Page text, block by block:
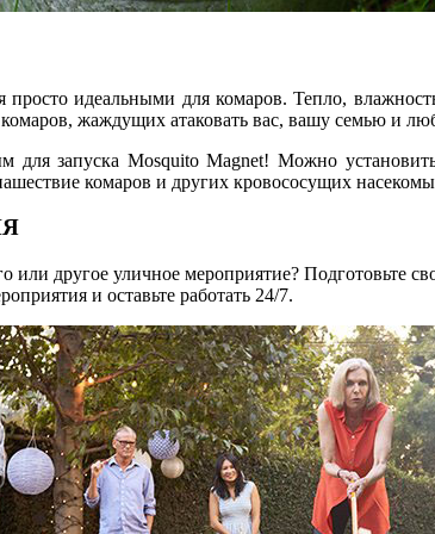
идеальными для комаров. Тепло,
жаждущих атаковать вас, вашу семью и
для запуска Mosquito Magnet! Можно
комаров и других кровососущих
или другое уличное мероприятие? Подготовьте
и оставьте работать 24/7.